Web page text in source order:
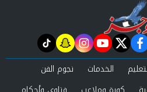
facebook
twitter
youtube
instagram
snapchat
tiktok
الخدمات
نجوم الفن